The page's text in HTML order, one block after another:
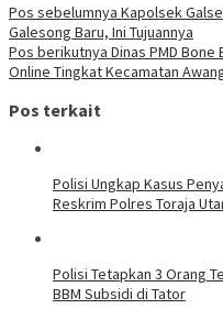
Pos sebelumnya Kapolsek
Galesong Baru, Ini Tujuannya
Pos berikutnya Dinas PMD Bone
Online Tingkat Kecamatan
Pos terkait
Polisi Ungkap Kasus
Reskrim Polres Toraja
Polisi Tetapkan 3 Orang
BBM Subsidi di Tator